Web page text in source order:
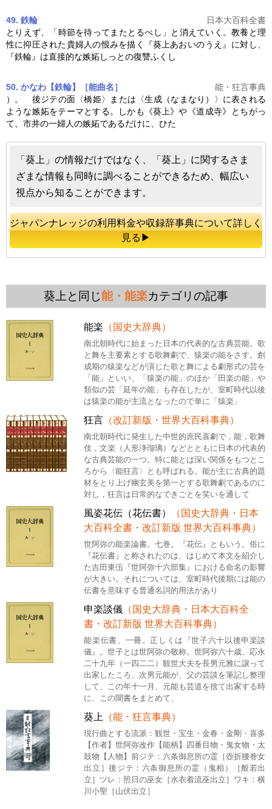
49. 鉄輪
日本大百科全書
とりえず、「時節を待ってまたとるべし」と消えていく。教養と理
性に抑圧された貴婦人の恨みを描く『葵上あおいのうえ』に対し、
『鉄輪』は直接的な嫉妬しっとの復讐ふくし
50. かなわ【鉄輪】［能曲名］
能・狂言事典
）。 後ジテの面〈橋姫〉または〈生成（なまなり）〉に表される
ような嫉妬をテーマとする。しかも《葵上》や《道成寺》とちがっ
て、市井の一婦人の嫉妬であるだけに、ひた
「葵上」の情報だけではなく、「葵上」に関するさま
ざまな情報も同時に調べることができるため、幅広い
視点から知ることができます。
ジャパンナレッジの利用料金や収録辞事典について詳しく
見る▶
葵上と同じ能・能楽カテゴリの記事
能楽 （国史大辞典）
南北朝時代に始まった日本の代表的な古典芸能。歌
と舞を主要素とする歌舞劇で、猿楽の能をさす。創
成期の猿楽などが演じた歌と舞による劇形式の芸を
「能」といい、「猿楽の能」のほか「田楽の能」や
類似の芸「延年の能」も存在したが、室町時代以後
は猿楽の能が主流となったので単に「猿楽」
狂言 （改訂新版・世界大百科事典）
南北朝時代に発生した中世的庶民喜劇で，能，歌舞
伎，文楽（人形浄瑠璃）などとともに日本の代表的
な古典芸能の一つ。特に能とは深い関係をもつとこ
ろから〈能狂言〉とも呼ばれる。能が主に古典的題
材をとり上げ幽玄美を第一とする歌舞劇であるのに
対し，狂言は日常的なできごとを笑いを通して
風姿花伝（花伝書）
（国史大辞典・日本
大百科全書・改訂新版 世界大百科事典）
世阿弥の能楽論書。七巻。『花伝』ともいう。俗に
『花伝書』と称されたのは、はじめて本文を紹介し
た吉田東伍『世阿弥十六部集』における命名の影響
が大きい。それについては、室町時代後期には能の
伝書を意味する普通名詞的用法があり
申楽談儀 （国史大辞典・日本大百科全
書・改訂新版 世界大百科事典）
能楽伝書、一冊。正しくは『世子六十以後申楽談
儀』。世子とは世阿弥の敬称。世阿弥六十歳、応永
二十九年（一四二二）観世大夫を長男元雅に譲って
出家したころ、次男元能が、父の芸談を筆記し整理
して、この年十一月、元能も芸道を捨て出家する時
に、この聞書をまとめて、
葵上 （能・狂言事典）
現行曲とする流派：観世・宝生・金春・金剛・喜多
【作者】世阿弥改作【能柄】四番目物・鬼女物・太
鼓物【人物】前ジテ：六条御息所の霊［壺折腰巻女
出立］後ジテ：六条御息所の霊（鬼相）［般若出
立］ツレ：照日の巫女［水衣着流巫出立］ワキ：横
川小聖［山伏出立］